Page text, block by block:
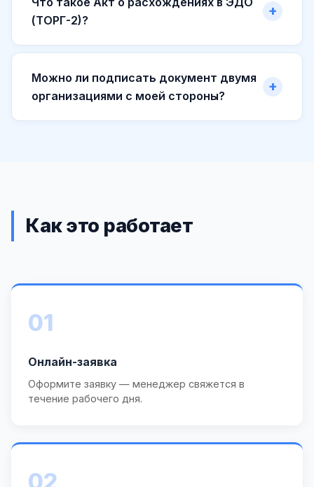
(ТОРГ-2)?
Можно ли подписать документ двумя
организациями с моей стороны?
Как это работает
01
Онлайн-заявка
Оформите заявку — менеджер свяжется в
течение рабочего дня.